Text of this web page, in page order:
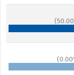
50.00
0.00